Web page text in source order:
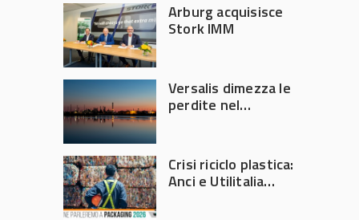
Arburg acquisisce
Stork IMM
Versalis dimezza le
perdite nel
Crisi riciclo plastica:
Anci e Utilitalia